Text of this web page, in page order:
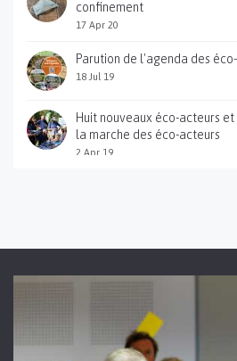
confinement
17 Apr 20
Parution de l'agenda des
18 Jul 19
Huit nouveaux éco-acteurs
la marche des éco-acteurs
2 Apr 19